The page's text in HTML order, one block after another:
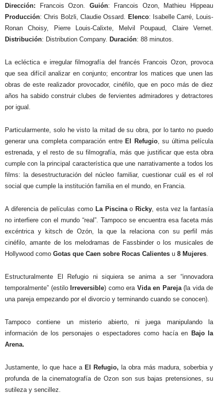
Dirección: Francois Ozon. Guión: Francois Ozon, Mathieu Hippeau
Producción: Chris Bolzli, Claudie Ossard. Elenco: Isabelle Carré, Louis-
Ronan Choisy, Pierre Louis-Calixte, Melvil Poupaud, Claire Vernet.
Distribución: Distribution Company. Duración: 88 minutos.
La ecléctica e irregular filmografía del francés Francois Ozon, provoca
que sea difícil analizar en conjunto; encontrar los matices que unen las
obras de este realizador provocador, cinéfilo, que en poco más de diez
años ha sabido construir clubes de fervientes admiradores y detractores
por igual.
Particularmente, solo he visto la mitad de su obra, por lo tanto no puedo
generar una completa comparación entre El Refugio, su última película
estrenada, y el resto de su filmografía, más que justificar que esta obra
cumple con la principal característica que une narrativamente a todos los
films: la desestructuración del núcleo familiar, cuestionar cuál es el rol
social que cumple la institución familia en el mundo, en Francia.
A diferencia de películas como La Piscinao Ricky , esta vez la fantasía
no interfiere con el mundo “real”. Tampoco se encuentra esa faceta más
excéntrica y kitsch de Ozón, la que la relaciona con su perfil más
cinéfilo, amante de los melodramas de Fassbinder o los musicales de
Hollywood como Gotas que Caen sobre Rocas Calientes u 8 Mujeres
Estructuralmente El Refugio ni siquiera se anima a ser “innovadora
temporalmente” (estilo Irreversible) como era Vida en Pareja(la vida de
una pareja empezando por el divorcio y terminando cuando se conocen).
Tampoco contiene un misterio abierto, ni juega manipulando la
información de los personajes o espectadores como hacía en Bajo la
Arena.
Justamente, lo que hace a El Refugio, la obra más madura, soberbia y
profunda de la cinematografía de Ozon son sus bajas pretensiones, su
sutileza y sencillez.